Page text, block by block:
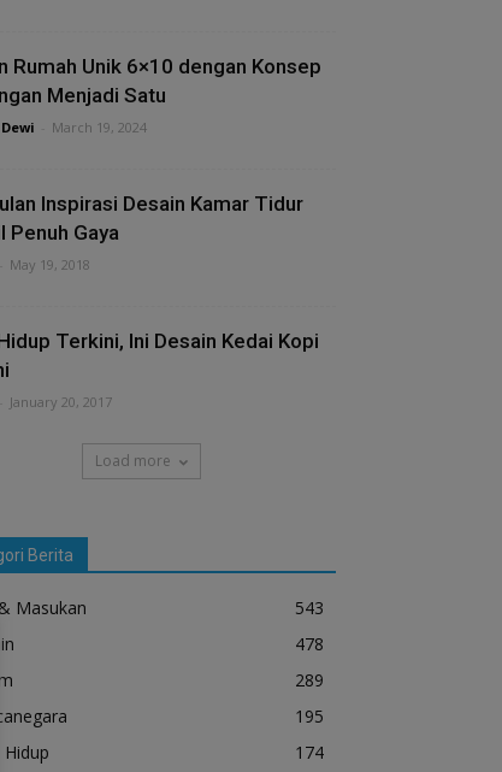
Rumah Unik 6×10 dengan Konsep
Menjadi Satu
March 19, 2024
Inspirasi Desain Kamar Tidur
Penuh Gaya
May 19, 2018
Terkini, Ini Desain Kedai Kopi
January 20, 2017
Load more
Berita
Masukan
543
478
289
195
Hidup
174